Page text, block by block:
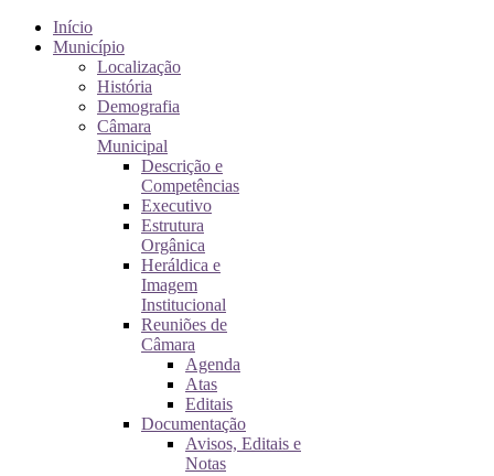
Início
Município
Localização
História
Demografia
Câmara
Municipal
Descrição e
Competências
Executivo
Estrutura
Orgânica
Heráldica e
Imagem
Institucional
Reuniões de
Câmara
Agenda
Atas
Editais
Documentação
Avisos, Editais e
Notas